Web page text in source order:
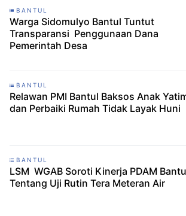
BANTUL
Warga Sidomulyo Bantul Tuntut
Transparansi Penggunaan Dana
Pemerintah Desa
BANTUL
Relawan PMI Bantul Baksos Anak
dan Perbaiki Rumah Tidak Layak Huni
BANTUL
LSM WGAB Soroti Kinerja PDAM
Tentang Uji Rutin Tera Meteran Air